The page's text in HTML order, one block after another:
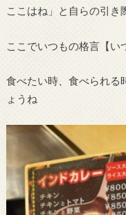
ここはね」と自らの引き
ここでいつもの格言【い
食べたい時、食べられる
ょうね